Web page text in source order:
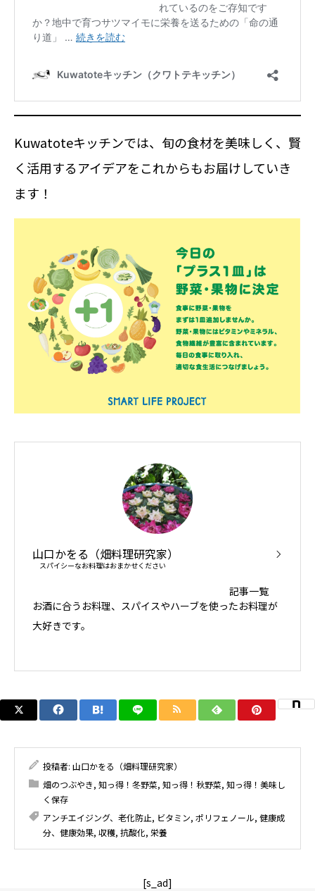
Kuwatoteキッチンでは、旬の食材を美味しく、賢
く活用するアイデアをこれからもお届けしていき
ます！
山口かをる（畑料理研究家）
スパイシーなお料理はおまかせください
記事一覧
お酒に合うお料理、スパイスやハーブを使ったお料理が
大好きです。
投稿者: 山口かをる（畑料理研究家）
畑のつぶやき, 知っ得！冬野菜, 知っ得！秋野菜, 知っ得！美味し
く保存
アンチエイジング、老化防止, ビタミン, ポリフェノール, 健康成
分、健康効果, 収穫, 抗酸化, 栄養
[s_ad]